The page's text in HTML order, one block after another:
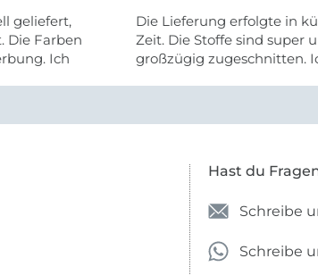
geliefert,
Die Farben
Ich
Die Lieferung erfolgte in
Zeit. Die Stoffe sind super und
großzügig zugeschnitten.
Hast du
Schreibe
Schreibe